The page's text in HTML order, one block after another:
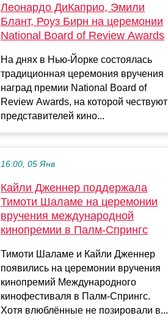
Леонардо ДиКаприо, Эмили
Блант, Роуз Бирн на церемонии
National Board of Review Awards
На днях в Нью-Йорке состоялась
традиционная церемония вручения
наград премии National Board of
Review Awards, на которой чествуют
представителей кино...
16:00, 05 Янв
Кайли Дженнер поддержала
Тимоти Шаламе на церемонии
вручения международной
кинопремии в Палм-Спрингс
Тимоти Шаламе и Кайли Дженнер
появились на церемонии вручения
кинопремий Международного
кинофестиваля в Палм-Спрингс.
Хотя влюблённые не позировали в...